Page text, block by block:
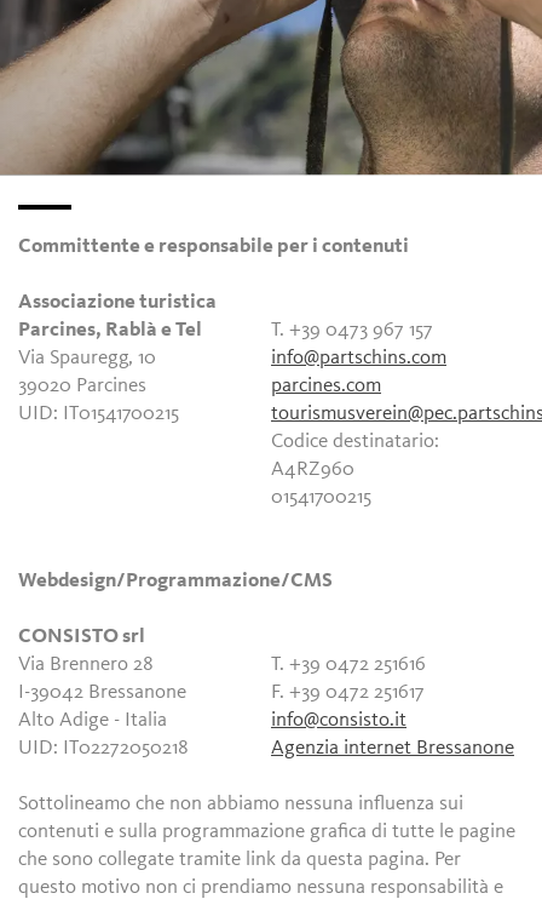
Committente e responsabile per i contenuti
Associazione turistica
Parcines, Rablà e Tel
Via Spauregg, 10
39020 Parcines
UID: IT01541700215
T. +39 0473 967 157
info@partschins.com
parcines.com
Codice destinatario:
A4RZ960
01541700215
Webdesign/Programmazione/CMS
CONSISTO srl
Via Brennero 28
I-39042 Bressanone
Alto Adige - Italia
UID: IT02272050218
T. +39 0472 251616
F. +39 0472 251617
info@consisto.it
Agenzia internet Bressanone
Sottolineamo che non abbiamo nessuna influenza sui
contenuti e sulla programmazione grafica di tutte le pagine
che sono collegate tramite link da questa pagina. Per
questo motivo non ci prendiamo nessuna responsabilità e